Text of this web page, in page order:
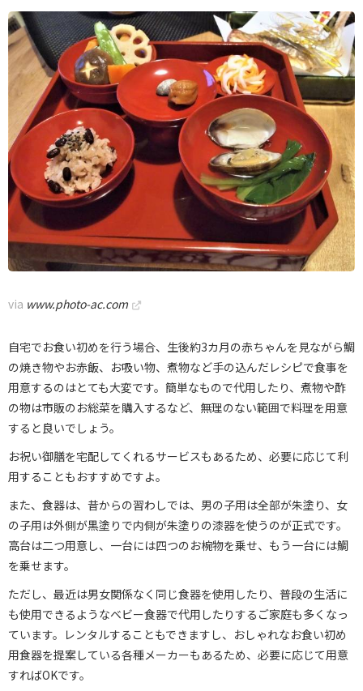
via www.photo-ac.com
自宅でお食い初めを行う場合、生後約3カ月の赤ちゃんを見ながら鯛
の焼き物やお赤飯、お吸い物、煮物など手の込んだレシピで食事を
用意するのはとても大変です。簡単なもので代用したり、煮物や酢
の物は市販のお総菜を購入するなど、無理のない範囲で料理を用意
すると良いでしょう。
お祝い御膳を宅配してくれるサービスもあるため、必要に応じて利
用することもおすすめですよ。
また、食器は、昔からの習わしでは、男の子用は全部が朱塗り、女
の子用は外側が黒塗りで内側が朱塗りの漆器を使うのが正式です。
高台は二つ用意し、一台には四つのお椀物を乗せ、もう一台には鯛
を乗せます。
ただし、最近は男女関係なく同じ食器を使用したり、普段の生活に
も使用できるようなベビー食器で代用したりするご家庭も多くなっ
ています。レンタルすることもできますし、おしゃれなお食い初め
用食器を提案している各種メーカーもあるため、必要に応じて用意
すればOKです。